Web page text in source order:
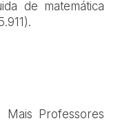
de matemática
Professores